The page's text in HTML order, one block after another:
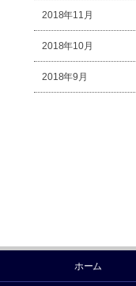
2018年11月
2018年10月
2018年9月
ホーム